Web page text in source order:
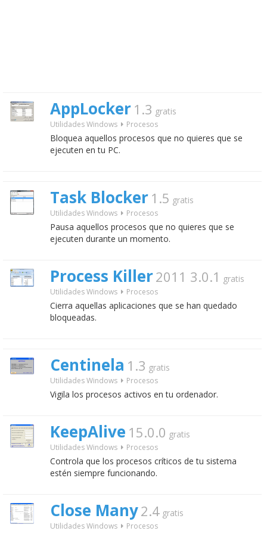
AppLocker 1.3 gratis
Utilidades Windows Procesos
Bloquea aquellos procesos que no quieres que se
ejecuten en tu PC.
Task Blocker 1.5 gratis
Utilidades Windows Procesos
Pausa aquellos procesos que no quieres que se
ejecuten durante un momento.
Process Killer2011 3.0.1 gratis
Utilidades Windows Procesos
Cierra aquellas aplicaciones que se han quedado
bloqueadas.
Centinela 1.3 gratis
Utilidades Windows Procesos
Vigila los procesos activos en tu ordenador.
KeepAlive 15.0.0 gratis
Utilidades Windows Procesos
Controla que los procesos críticos de tu sistema
estén siempre funcionando.
Close Many2.4 gratis
Utilidades Windows Procesos